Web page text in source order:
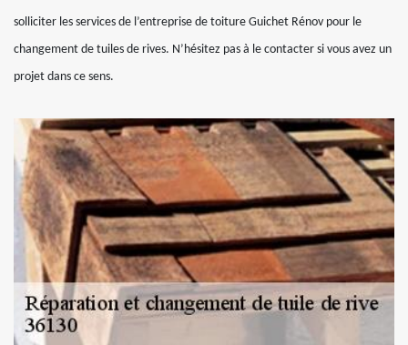
solliciter les services de l’entreprise de toiture Guichet Rénov pour le
changement de tuiles de rives. N’hésitez pas à le contacter si vous avez un
projet dans ce sens.